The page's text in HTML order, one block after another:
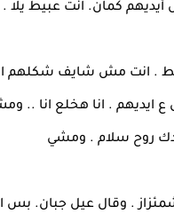
كمان. انت عبيط يلا .
. انت مش شايف شكلهم
ع ايديهم . انا هخلع انا ..
روح سلام . ومشي
. وقال عيل جبان. بس